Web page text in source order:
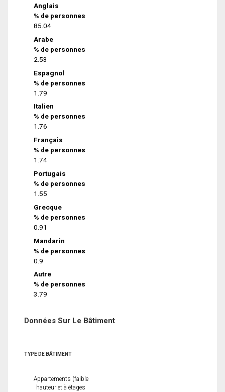
Anglais
% de personnes
85.04
Arabe
% de personnes
2.53
Espagnol
% de personnes
1.79
Italien
% de personnes
1.76
Français
% de personnes
1.74
Portugais
% de personnes
1.55
Grecque
% de personnes
0.91
Mandarin
% de personnes
0.9
Autre
% de personnes
3.79
Données Sur Le Bâtiment
TYPE DE BÂTIMENT
Appartements (faible
hauteur et à étages